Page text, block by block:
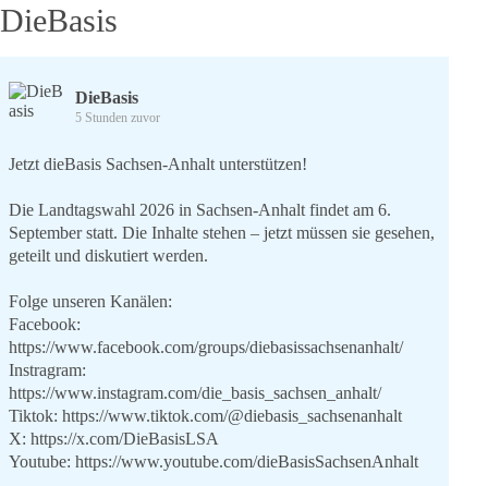
DieBasis
DieBasis
5 Stunden zuvor
Jetzt dieBasis Sachsen-Anhalt unterstützen!
Die Landtagswahl 2026 in Sachsen-Anhalt findet am 6.
September statt. Die Inhalte stehen – jetzt müssen sie gesehen,
geteilt und diskutiert werden.
Folge unseren Kanälen:
Facebook:
https://www.facebook.com/groups/diebasissachsenanhalt/
Instragram:
https://www.instagram.com/die_basis_sachsen_anhalt/
Tiktok: https://www.tiktok.com/@diebasis_sachsenanhalt
X: https://x.com/DieBasisLSA
Youtube: https://www.youtube.com/dieBasisSachsenAnhalt